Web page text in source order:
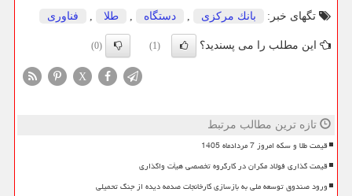
تگهای خبر:
بانك مركزی , دستگاه , طلا , فناوری
این مطلب را می پسندید؟ (1)
(0)
X
تازه ترین مطالب مرتبط
قیمت طلا و سکه امروز 7 مردادماه 1405
قیمت گذاری فولاد مکران در کارگروه تخصصی هیأت واگذاری
ورود صندوق توسعه ملی به بازسازی کارخانجات صدمه دیده از جنگ تحمیلی